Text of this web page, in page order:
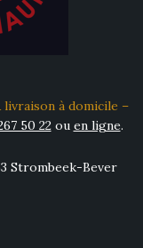
livraison à domicile –
50 22ou en ligne.
Strombeek-Bever